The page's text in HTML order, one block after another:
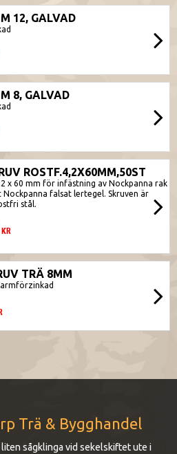
12, GALVAD
8, GALVAD
ROSTF.4,2X60MM,50ST
x 60 mm för infästning av Nockpanna rak
Nockpanna falsat lertegel. Skruven är
stål.
KR
TRÄ 8MM
Trä & Bygghandel
sågklinga vid sekelskiftet ute i